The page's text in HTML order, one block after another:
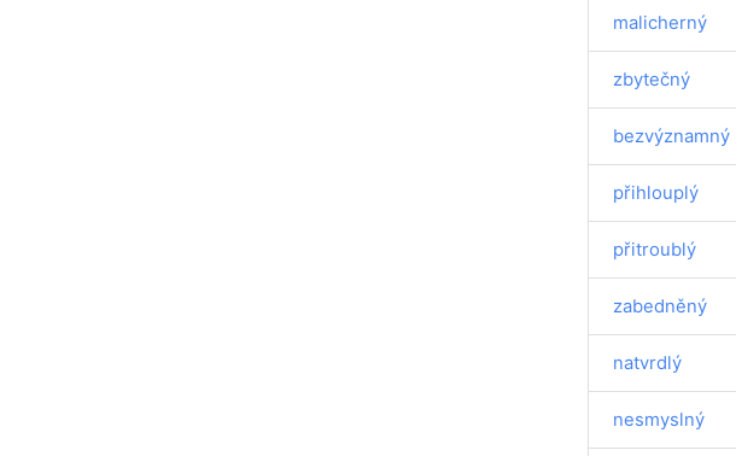
malicherný
zbytečný
bezvýznamný
přihlouplý
přitroublý
zabedněný
natvrdlý
nesmyslný